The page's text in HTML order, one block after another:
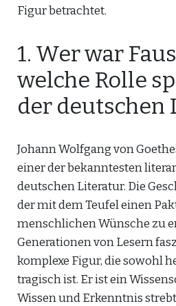
Figur betrachtet.
1. Wer war
welche Rolle
der deutschen
Johann Wolfgang von
einer der bekanntesten
deutschen Literatur. Die
der mit dem Teufel einen
menschlichen Wünsche zu
Generationen von Lesern
komplexe Figur, die sowohl
tragisch ist. Er ist ein
Wissen und Erkenntnis